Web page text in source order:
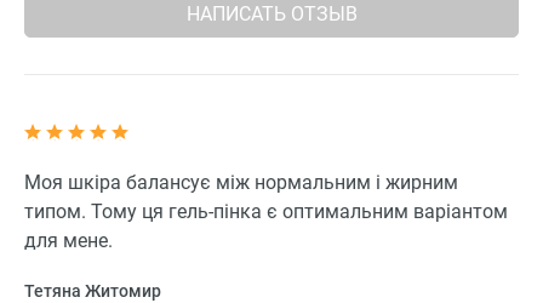
НАПИСАТЬ ОТЗЫВ
Моя шкіра балансує між нормальним і жирним
типом. Тому ця гель-пінка є оптимальним варіантом
для мене.
Тетяна Житомир